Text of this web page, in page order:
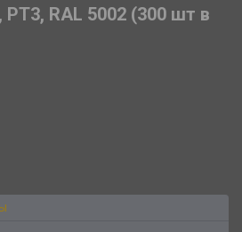
RAL 5002 (300 шт в